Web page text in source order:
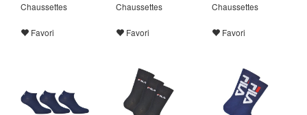
Chaussettes
Favori
Chaussettes
Favori
Chaussettes
Favori